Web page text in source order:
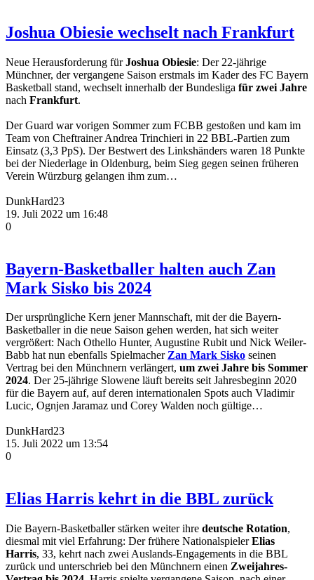
Joshua Obiesie wechselt nach Frankfurt
Neue Herausforderung fürJoshua Obiesie: Der 22-jährige
Münchner, der vergangene Saison erstmals im Kader des FC Bayern
Basketball stand, wechselt innerhalb der Bundesliga für zwei Jahre
nach Frankfurt.
Der Guard war vorigen Sommer zum FCBB gestoßen und kam im
Team von Cheftrainer Andrea Trinchieri in 22 BBL-Partien zum
Einsatz (3,3 PpS). Der Bestwert des Linkshänders waren 18 Punkte
bei der Niederlage in Oldenburg, beim Sieg gegen seinen früheren
Verein Würzburg gelangen ihm zum…
DunkHard23
19. Juli 2022 um 16:48
0
Bayern-Basketballer halten auch Zan
Mark Sisko bis 2024
Der ursprüngliche Kern jener Mannschaft, mit der die Bayern-
Basketballer in die neue Saison gehen werden, hat sich weiter
vergrößert: Nach Othello Hunter, Augustine Rubit und Nick Weiler-
Babb hat nun ebenfalls SpielmacherZan Mark Sisko seinen
Vertrag bei den Münchnern verlängert, um zwei Jahre bis Sommer
2024. Der 25-jährige Slowene läuft bereits seit Jahresbeginn 2020
für die Bayern auf, auf deren internationalen Spots auch Vladimir
Lucic, Ognjen Jaramaz und Corey Walden noch gültige…
DunkHard23
15. Juli 2022 um 13:54
0
Elias Harris kehrt in die BBL zurück
Die Bayern-Basketballer stärken weiter ihre deutsche Rotation,
diesmal mit viel Erfahrung: Der frühere NationalspielerElias
Harris, 33, kehrt nach zwei Auslands-Engagements in die BBL
zurück und unterschrieb bei den Münchnern einen Zweijahres-